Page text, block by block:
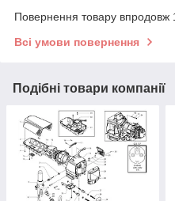
Повернення товару впродовж
Всі умови повернення
Подібні товари компанії